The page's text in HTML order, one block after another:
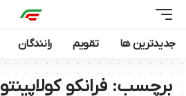
جدیدترین ها تقویم رانندگان
برچسب:فرانکو کولاپینتو